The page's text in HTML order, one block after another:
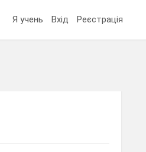
Я учень Вхід Реєстрація